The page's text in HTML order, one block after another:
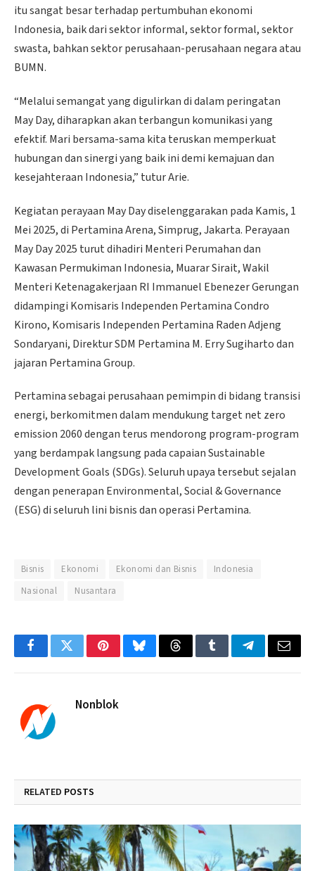
itu sangat besar terhadap pertumbuhan ekonomi
Indonesia, baik dari sektor informal, sektor formal, sektor
swasta, bahkan sektor perusahaan-perusahaan negara atau
BUMN.
“Melalui semangat yang digulirkan di dalam peringatan
May Day, diharapkan akan terbangun komunikasi yang
efektif. Mari bersama-sama kita teruskan memperkuat
hubungan dan sinergi yang baik ini demi kemajuan dan
kesejahteraan Indonesia,” tutur Arie.
Kegiatan perayaan May Day diselenggarakan pada Kamis, 1
Mei 2025, di Pertamina Arena, Simprug, Jakarta. Perayaan
May Day 2025 turut dihadiri Menteri Perumahan dan
Kawasan Permukiman Indonesia, Muarar Sirait, Wakil
Menteri Ketenagakerjaan RI Immanuel Ebenezer Gerungan
didampingi Komisaris Independen Pertamina Condro
Kirono, Komisaris Independen Pertamina Raden Adjeng
Sondaryani, Direktur SDM Pertamina M. Erry Sugiharto dan
jajaran Pertamina Group.
Pertamina sebagai perusahaan pemimpin di bidang transisi
energi, berkomitmen dalam mendukung target net zero
emission 2060 dengan terus mendorong program-program
yang berdampak langsung pada capaian Sustainable
Development Goals (SDGs). Seluruh upaya tersebut sejalan
dengan penerapan Environmental, Social & Governance
(ESG) di seluruh lini bisnis dan operasi Pertamina.
Bisnis Ekonomi Ekonomi dan Bisnis
Indonesia
Nasional
Nusantara
FacebookTwitterPinterestBlueskyThreadsTumblrTelegramEmail
Nonblok
RELATED POSTS